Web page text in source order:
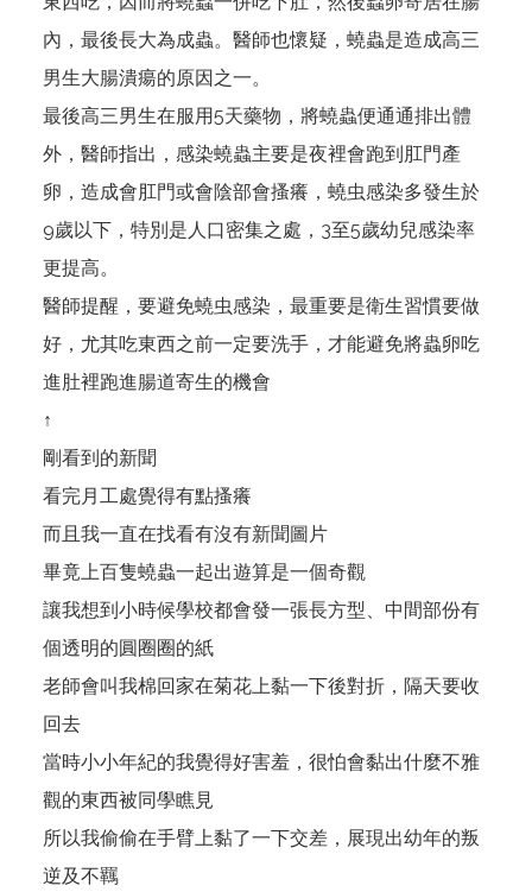
內，最後長大為成蟲。醫師也懷疑，蟯蟲是造成高三
男生大腸潰瘍的原因之一。
最後高三男生在服用5天藥物，將蟯蟲便通通排出體
外，醫師指出，感染蟯蟲主要是夜裡會跑到肛門產
卵，造成會肛門或會陰部會搔癢，蟯虫感染多發生於
9歲以下，特別是人口密集之處，3至5歲幼兒感染率
更提高。
醫師提醒，要避免蟯虫感染，最重要是衛生習慣要做
好，尤其吃東西之前一定要洗手，才能避免將蟲卵吃
進肚裡跑進腸道寄生的機會
↑
剛看到的新聞
看完月工處覺得有點搔癢
而且我一直在找看有沒有新聞圖片
畢竟上百隻蟯蟲一起出遊算是一個奇觀
讓我想到小時候學校都會發一張長方型、中間部份有
個透明的圓圈圈的紙
老師會叫我棉回家在菊花上黏一下後對折，隔天要收
回去
當時小小年紀的我覺得好害羞，很怕會黏出什麼不雅
觀的東西被同學瞧見
所以我偷偷在手臂上黏了一下交差，展現出幼年的叛
逆及不羈